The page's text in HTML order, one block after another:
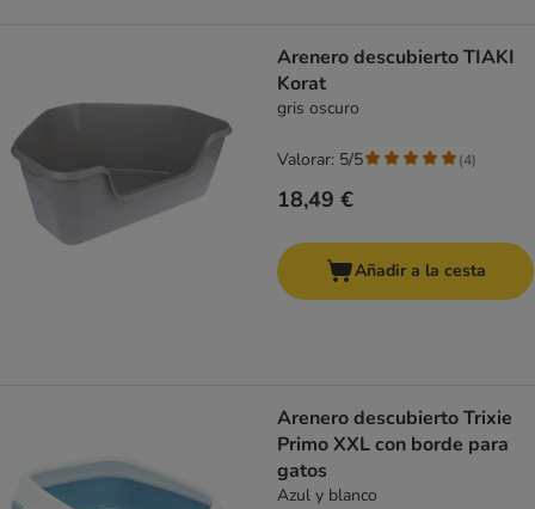
Arenero descubierto TIAKI
Korat
gris oscuro
18,49 €
Valorar: 5/5 (4)
Añadir a la cesta
Arenero descubierto Trixie
Primo XXL con borde para
gatos
Azul y blanco